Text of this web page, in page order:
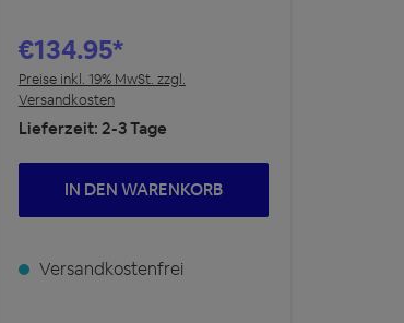
€134.95*
Preise inkl. 19% MwSt. zzgl.
Versandkosten
Lieferzeit: 2-3 Tage
IN DEN WARENKORB
Versandkostenfrei